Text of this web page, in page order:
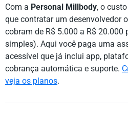
Com a Personal Millbody, o
que contratar um desenvolvedor
cobram de R$ 5.000 a R$ 20.000
simples). Aqui você paga uma
acessível que já inclui app,
cobrança automática e suporte.
veja os planos.